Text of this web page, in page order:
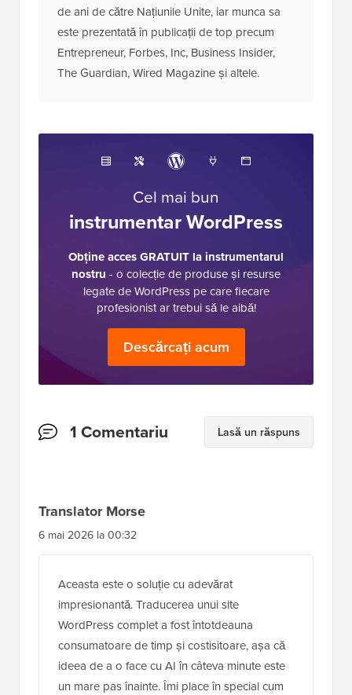
de ani de către Națiunile Unite, iar munca sa
este prezentată în publicații de top precum
Entrepreneur, Forbes, Inc, Business Insider,
The Guardian, Wired Magazine și altele.
Cel mai bun
instrumentar WordPress
Obține acces GRATUIT la instrumentarul
nostru - o colecție de produse și resurse
legate de WordPress pe care fiecare
profesionist ar trebui să le aibă!
Descărcați acum
Interacțiuni
1 Comentariu Lasă un răspuns
Translator Morse
6 mai 2026 la 00:32
Aceasta este o soluție cu adevărat
impresionantă. Traducerea unui site
WordPress complet a fost întotdeauna
consumatoare de timp și costisitoare, așa că
ideea de a o face cu AI în câteva minute este
un mare pas înainte. Îmi place în special cum